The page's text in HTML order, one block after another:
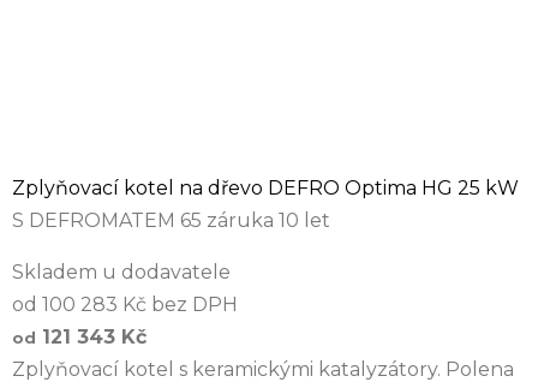
Zplyňovací kotel na dřevo DEFRO Optima HG 25 kW
S DEFROMATEM 65 záruka 10 let
Skladem u dodavatele
od 100 283 Kč bez DPH
od 121 343 Kč
Zplyňovací kotel s keramickými katalyzátory. Polena